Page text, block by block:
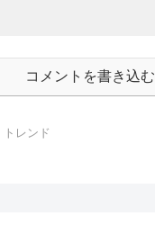
コメントを書き込む
トレンド